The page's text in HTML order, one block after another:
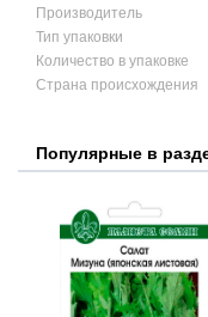
Производитель
Тип упаковки
Количество в упаковке
Страна происхождения
Популярные в